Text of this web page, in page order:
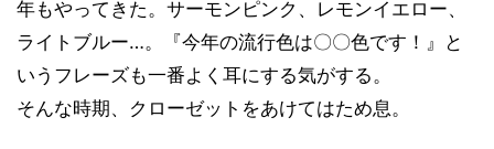
年もやってきた。サーモンピンク、レモンイエロー、
ライトブルー…。『今年の流行色は〇〇色です！』と
いうフレーズも一番よく耳にする気がする。
そんな時期、クローゼットをあけてはため息。